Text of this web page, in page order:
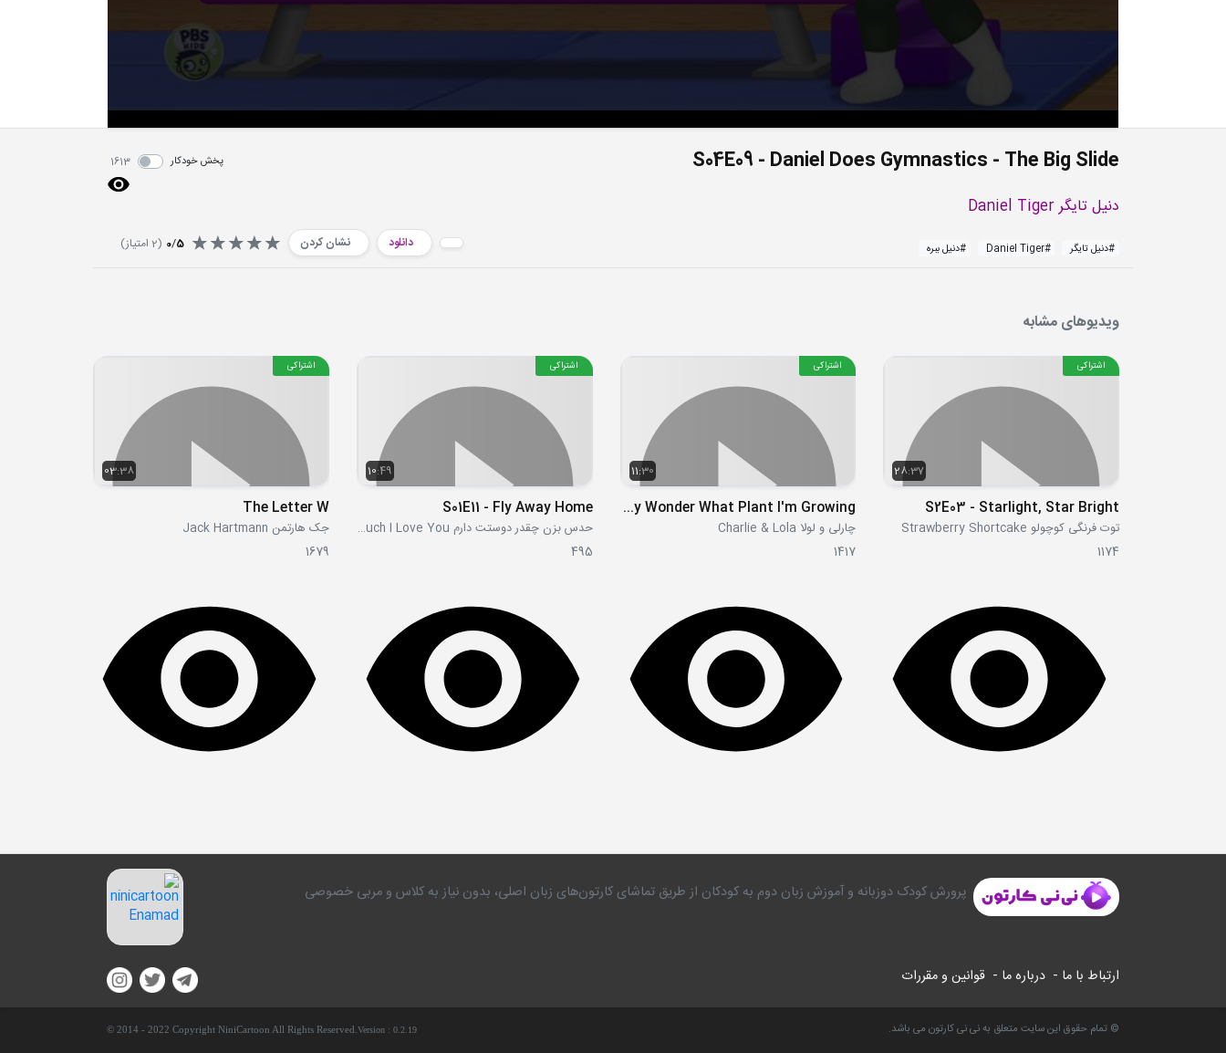
S04E09 - Daniel Does Gymnastics - The Big Slide پخش خودکار 1613
دنیل تایگر Daniel Tiger
#دنیل تایگر #
Daniel Tiger
#دنیل ببره دانلود نشان کردن 0/5
(
2 امتیاز)
ویدیوهای مشابه
28:37
اشتراکی
S2E03 - Starlight, Star Bright
توت فرنگی کوچولو Strawberry Shortcake
1174
11:30
اشتراکی
S02E10 - I Really Wonder What Plant I'm Growing
چارلی و لولا Charlie & Lola
1417
10:49
اشتراکی
S01E11 - Fly Away Home
حدس بزن چقدر دوستت دارم Guess How Much I Love You
495
03:38
اشتراکی
The Letter W
جک هارتمن Jack Hartmann
1679
پرورش کودک دوزبانه و آموزش زبان دوم به کودکان از طریق تماشای کارتون‌های زبان اصلی، بدون نیاز به کلاس و مربی خصوصی
ارتباط با ما - درباره ما - قوانین و مقررات
© تمام حقوق این سایت متعلق به نی نی کارتون می باشد. © 2014 - 2022 Copyright NiniCartoon All Rights Reserved. Version : 0.2.19